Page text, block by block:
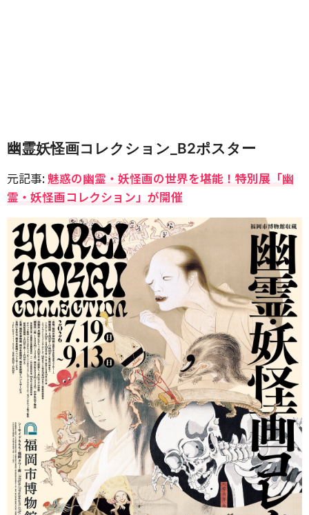
幽霊妖怪画コレクション_B2ポスター
元記事:魅惑の幽霊・妖怪画の世界を堪能！特別展「幽
霊・妖怪画コレクション」が開催